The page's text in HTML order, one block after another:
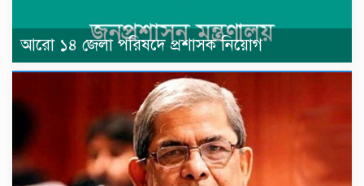
আরো ১৪ জেলা পরিষদে প্রশাসক নিয়োগ